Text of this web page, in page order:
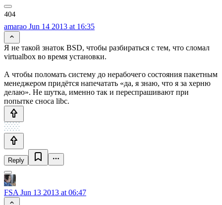
amarao Jun 14 2013 at 16:35
Я не такой знаток BSD, чтобы разбираться с тем, что сломал
virtualbox во время установки.
А чтобы поломать систему до нерабочего состояния пакетным
менеджером придётся напечатать «да, я знаю, что я за херню
делаю». Не шутка, именно так и переспрашивают при
попытке сноса libc.
Reply
FSA Jun 13 2013 at 06:47